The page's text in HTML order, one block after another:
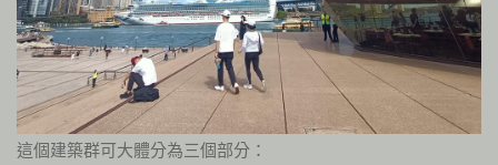
這個建築群可大體分為三個部分：